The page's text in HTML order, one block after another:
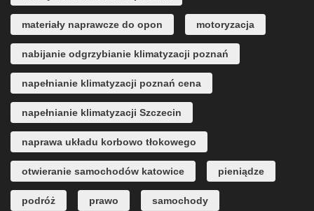
materiały naprawcze do opon motoryzacja
nabijanie odgrzybianie klimatyzacji poznań
napełnianie klimatyzacji poznań cena
napełnianie klimatyzacji Szczecin
naprawa układu korbowo tłokowego
otwieranie samochodów katowice pieniądze
podróż prawo samochody